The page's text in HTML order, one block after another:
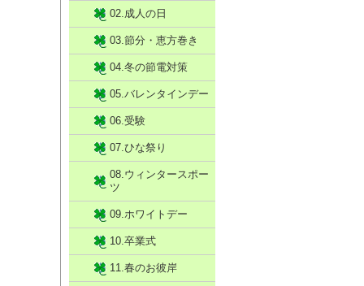
02.成人の日
03.節分・恵方巻き
04.冬の節電対策
05.バレンタインデー
06.受験
07.ひな祭り
08.ウィンタースポー
ツ
09.ホワイトデー
10.卒業式
11.春のお彼岸